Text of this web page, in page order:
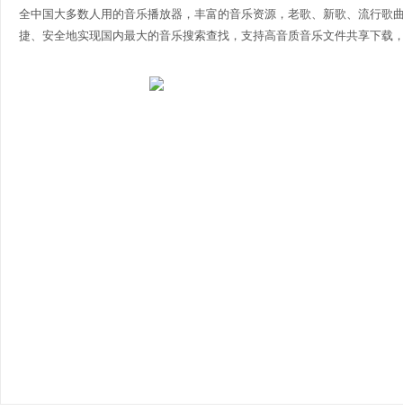
全中国大多数人用的音乐播放器，丰富的音乐资源，老歌、新歌、流行歌
捷、安全地实现国内最大的音乐搜索查找，支持高音质音乐文件共享下载